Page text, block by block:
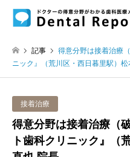
記事
得意分野は接着治療
ニック』（荒川区・西日暮里駅）
接着治療
得意分野は接着治療（
ト歯科クリニック』（